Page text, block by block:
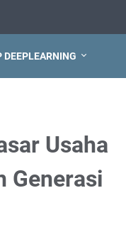
DEEPLEARNING
Usaha
Generasi